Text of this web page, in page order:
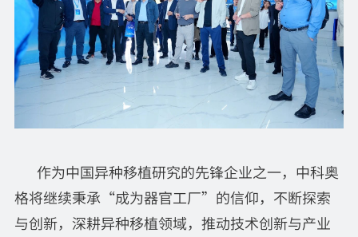
作为中国异种移植研究的先锋企业之一，中科奥
格将继续秉承“成为器官工厂”的信仰，不断探索
与创新，深耕异种移植领域，推动技术创新与产业